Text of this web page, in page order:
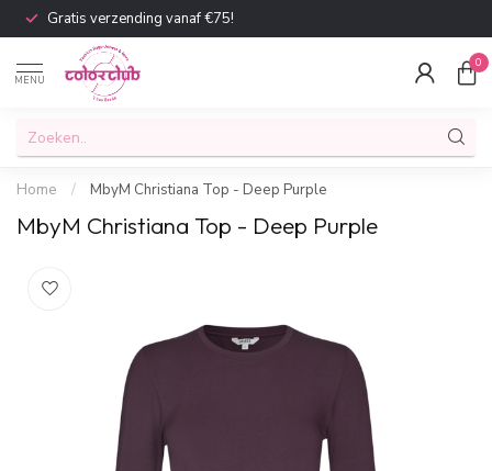
Gratis verzending vanaf €75!
MENU
0
Home / MbyM Christiana Top - Deep Purple
MbyM Christiana Top - Deep Purple